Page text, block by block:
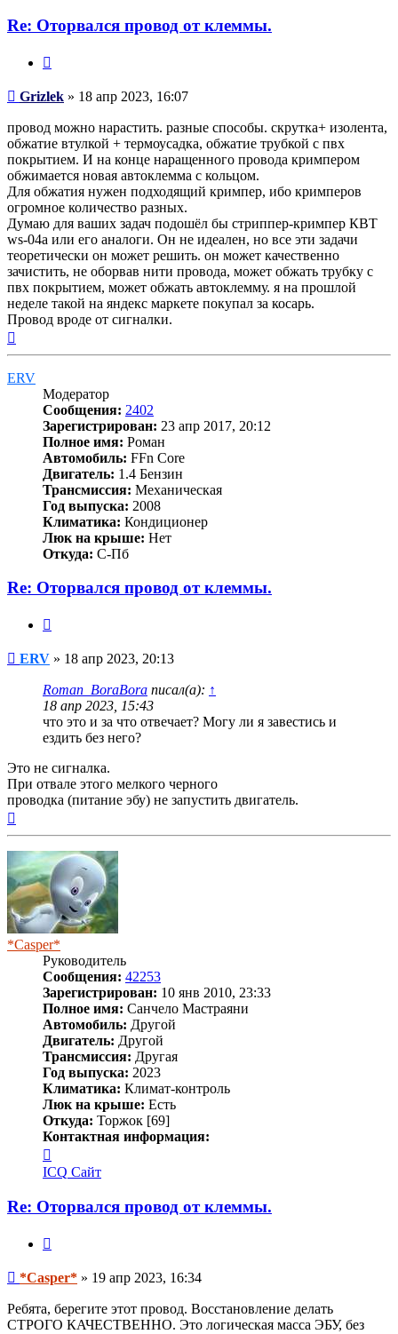
Re: Оторвался провод от клеммы.
Сообщение
Grizlek » 18 апр 2023, 16:07
провод можно нарастить. разные способы. скрутка+ изолента,
обжатие втулкой + термоусадка, обжатие трубкой с пвх
покрытием. И на конце наращенного провода кримпером
обжимается новая автоклемма с кольцом.
Для обжатия нужен подходящий кримпер, ибо кримперов
огромное количество разных.
Думаю для ваших задач подошёл бы стриппер-кримпер КВТ
ws-04a или его аналоги. Он не идеален, но все эти задачи
теоретически он может решить. он может качественно
зачистить, не оборвав нити провода, может обжать трубку с
пвх покрытием, может обжать автоклемму. я на прошлой
неделе такой на яндекс маркете покупал за косарь.
Провод вроде от сигналки.
ERV
Модератор
Сообщения: 2402
Зарегистрирован: 23 апр 2017, 20:12
Полное имя: Роман
Автомобиль: FFn Core
Двигатель: 1.4 Бензин
Трансмиссия: Механическая
Год выпуска: 2008
Климатика: Кондиционер
Люк на крыше: Нет
Откуда: С-Пб
Re: Оторвался провод от клеммы.
Сообщение
ERV » 18 апр 2023, 20:13
Roman_BoraBora писал(а): ↑
18 апр 2023, 15:43
что это и за что отвечает? Могу ли я завестись и
ездить без него?
Это не сигналка.
При отвале этого мелкого черного
проводка (питание эбу) не запустить двигатель.
*Casper*
Руководитель
Сообщения: 42253
Зарегистрирован: 10 янв 2010, 23:33
Полное имя: Санчело Мастраяни
Автомобиль: Другой
Двигатель: Другой
Трансмиссия: Другая
Год выпуска: 2023
Климатика: Климат-контроль
Люк на крыше: Есть
Откуда: Торжок [69]
Контактная информация:
информация
пользователя
ICQ Сайт
Re: Оторвался провод от клеммы.
Сообщение
*Casper* » 19 апр 2023, 16:34
Ребята, берегите этот провод. Восстановление делать
СТРОГО КАЧЕСТВЕННО. Это логическая масса ЭБУ, без